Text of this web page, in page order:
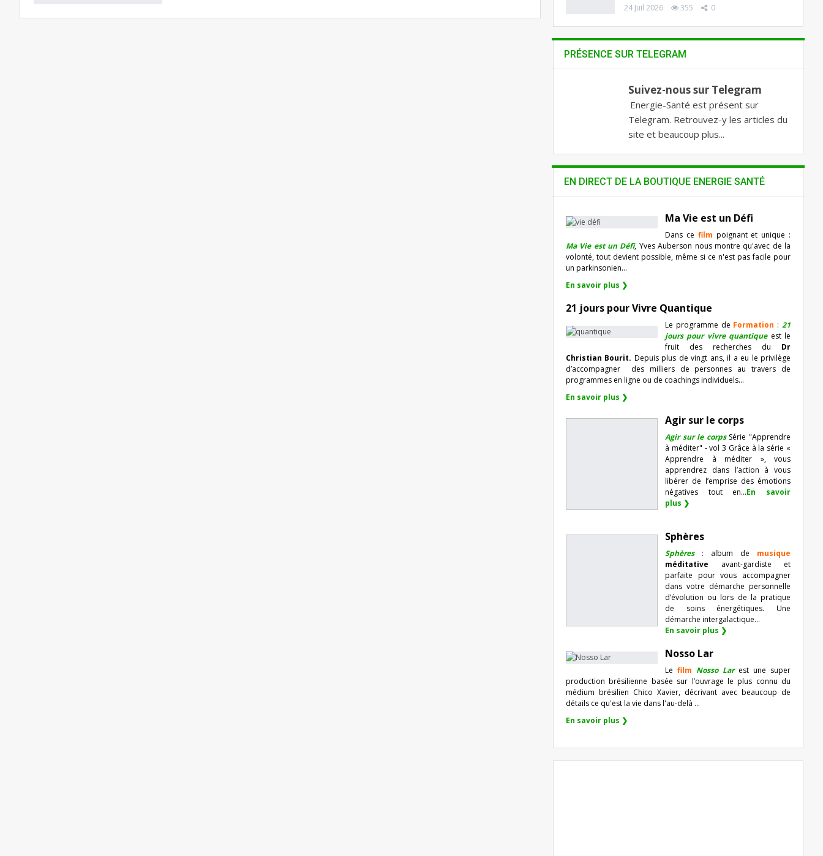
24 Juil 2026 355 0
PRÉSENCE SUR TELEGRAM
Suivez-nous sur Telegram
Energie-Santé est présent sur
Telegram. Retrouvez-y les articles du
site et beaucoup plus...
EN DIRECT DE LA BOUTIQUE ENERGIE SANTÉ
Ma Vie est un Défi
Dans ce film poignant et unique :
Ma Vie est un Défi, Yves Auberson nous montre qu'avec de la
volonté, tout devient possible, même si ce n'est pas facile pour
un parkinsonien…
En savoir plus ❯
21 jours pour Vivre Quantique
Le programme de Formation :21
jours pour vivre quantiqueest le
fruit des recherches du Dr
Christian Bourit. Depuis plus de vingt ans, il a eu le privilège
d’accompagner
des milliers de personnes au travers de
programmes en ligne ou de coachings individuels…
En savoir plus ❯
Agir sur le corps
Agir sur le corpsSérie "Apprendre
à méditer" - vol 3 Grâce à la série «
Apprendre à méditer », vous
apprendrez dans l’action à vous
libérer de l’emprise des émotions
négatives tout en...En savoir
plus ❯
Sphères
Sphères: album de musique
méditative avant-gardiste et
parfaite pour vous accompagner
dans votre démarche personnelle
d’évolution ou lors de la pratique
de soins énergétiques. Une
démarche intergalactique...
En savoir plus ❯
Nosso Lar
Le film Nosso Lar est une super
production brésilienne basée sur l’ouvrage le plus connu du
médium brésilien Chico Xavier, décrivant avec beaucoup de
détails ce qu'est la vie dans l'au-delà ...
En savoir plus ❯